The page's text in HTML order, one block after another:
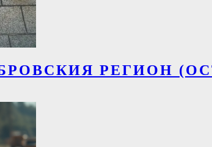
РЕГИОН